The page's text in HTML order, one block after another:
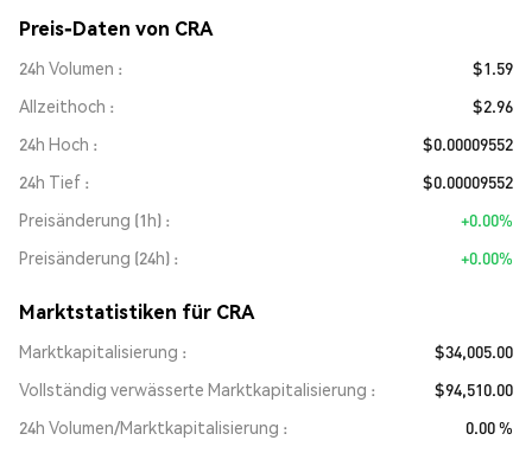
Preis-Daten von CRA
24h Volumen
$1.59
Allzeithoch
$2.96
24h Hoch
$0.00009552
24h Tief
$0.00009552
Preisänderung (1h)
+0.00%
Preisänderung (24h)
+0.00%
Marktstatistiken für CRA
Marktkapitalisierung
$34,005.00
Vollständig verwässerte Marktkapitalisierung
$94,510.00
24h Volumen/Marktkapitalisierung
0.00 %